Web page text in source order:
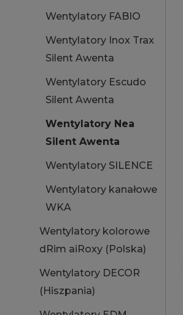
Wentylatory FABIO
Wentylatory Inox Trax
Silent Awenta
Wentylatory Escudo
Silent Awenta
Wentylatory Nea
Silent Awenta
Wentylatory SILENCE
Wentylatory kanałowe
WKA
Wentylatory kolorowe
dRim aiRoxy (Polska)
Wentylatory DECOR
(Hiszpania)